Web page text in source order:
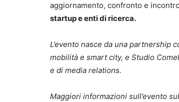
aggiornamento, confronto e
startup e enti di ricerca.
L’evento nasce da una partnership
mobilità e smart city, e Studio
e di media relations.
Maggiori informazioni sull’evento